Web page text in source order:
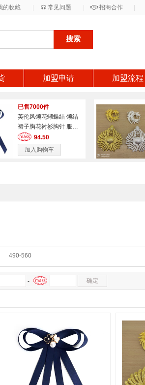
的收藏 常见问题 招商合作
搜索
加盟申请 加盟流程
已售7000件
英伦风领花蝴蝶结 领结
裙子胸花衬衫胸针 服装
配饰
94.50
加入购物车
490-560
- 确定